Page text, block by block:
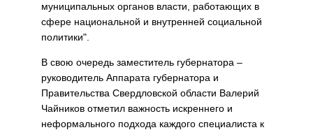
муниципальных органов власти, работающих в
сфере национальной и внутренней социальной
политики".
В свою очередь заместитель губернатора –
руководитель Аппарата губернатора и
Правительства Свердловской области Валерий
Чайников отметил важность искреннего и
неформального подхода каждого специалиста к